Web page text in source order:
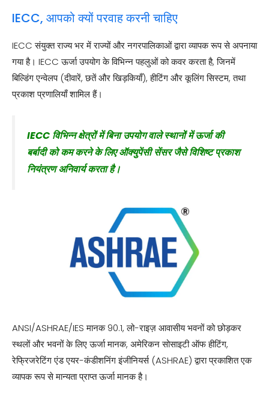
IECC, आपको क्यों परवाह करनी चाहिए
IECC संयुक्त राज्य भर में राज्यों और नगरपालिकाओं द्वारा व्यापक रूप से अपनाया
गया है। IECC ऊर्जा उपयोग के विभिन्न पहलुओं को कवर करता है, जिनमें
बिल्डिंग एन्वेलप (दीवारें, छतें और खिड़कियाँ), हीटिंग और कूलिंग सिस्टम, तथा
प्रकाश प्रणालियाँ शामिल हैं।
IECC विभिन्न क्षेत्रों में बिना उपयोग वाले स्थानों में ऊर्जा की
बर्बादी को कम करने के लिए ऑक्युपेंसी सेंसर जैसे विशिष्ट प्रकाश
नियंत्रण अनिवार्य करता है।
ANSI/ASHRAE/IES मानक 90.1, लो-राइज़ आवासीय भवनों को छोड़कर
स्थलों और भवनों के लिए ऊर्जा मानक, अमेरिकन सोसाइटी ऑफ हीटिंग,
रेफ्रिजरेटिंग एंड एयर-कंडीशनिंग इंजीनियर्स (ASHRAE) द्वारा प्रकाशित एक
व्यापक रूप से मान्यता प्राप्त ऊर्जा मानक है।